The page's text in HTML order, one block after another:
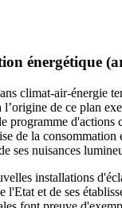
énergétique
climat-air-énergie
de ce plan
programme d'actions
de la consommation
ses nuisances
installations
l'Etat et de ses